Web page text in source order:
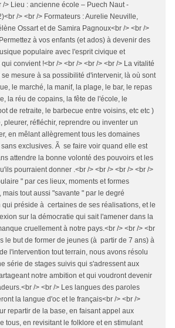
/> Lieu : ancienne école – Puech Naut -
/> <br /> Formateurs : Aurelie Neuville,
Ossart et de Samira Pagnoux<br /> <br />
à vos enfants (et ados) à devenir des
populaire avec l'esprit civique et
convient !<br /> <br /> <br /> <br /> La vitalité
mesure à sa possibilité d'intervenir, là où sont
le marché, la manif, la plage, le bar, le repas
la réu de copains, la fête de l'école, le
de retraite, le barbecue entre voisins, etc etc )
pleurer, réfléchir, reprendre ou inventer un
en mêlant allègrement tous les domaines
exclusives. Ã se faire voir quand elle est
attendre la bonne volonté des pouvoirs et les
pourraient donner .<br /> <br /> <br /> <br />
" par ces lieux, moments et formes
mais tout aussi "savante " par le degré
qui préside à certaines de ses réalisations, et le
sur la démocratie qui sait l'amener dans la
cruellement à notre pays.<br /> <br /> <br
le but de former de jeunes (à partir de 7 ans) à
l'intervention tout terrain, nous avons résolu
série de stages suivis qui s'adressent aux
notre ambition et qui voudront devenir
/> <br /> Les langues des paroles
la langue d'oc et le français<br /> <br />
repartir de la base, en faisant appel aux
tous, en revisitant le folklore et en stimulant